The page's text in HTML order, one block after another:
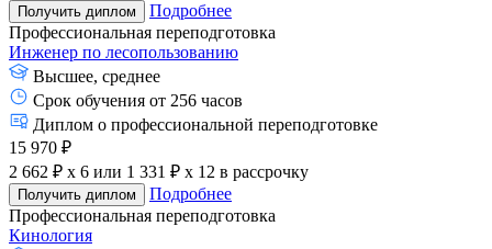
Получить диплом
Подробнее
Профессиональная переподготовка
Инженер по лесопользованию
Высшее, среднее
Срок обучения от 256 часов
Диплом о профессиональной переподготовке
15 970 ₽
2 662 ₽ x 6 или 1 331 ₽ x 12 в рассрочку
Получить диплом
Подробнее
Профессиональная переподготовка
Кинология